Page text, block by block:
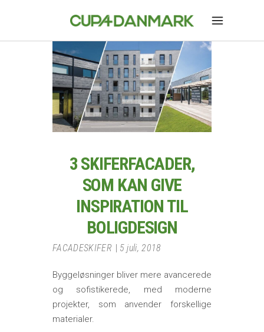
3 SKIFERFACADER,
SOM KAN GIVE
INSPIRATION TIL
BOLIGDESIGN
FACADESKIFER 5 juli, 2018
Byggeløsninger bliver mere avancerede
og sofistikerede, med moderne
projekter, som anvender forskellige
materialer.